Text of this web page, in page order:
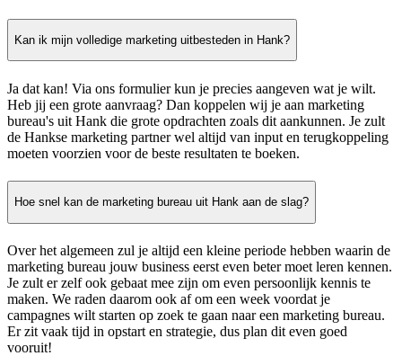
Kan ik mijn volledige marketing uitbesteden in Hank?
Ja dat kan! Via ons formulier kun je precies aangeven wat je wilt.
Heb jij een grote aanvraag? Dan koppelen wij je aan marketing
bureau's uit Hank die grote opdrachten zoals dit aankunnen. Je zult
de Hankse marketing partner wel altijd van input en terugkoppeling
moeten voorzien voor de beste resultaten te boeken.
Hoe snel kan de marketing bureau uit Hank aan de slag?
Over het algemeen zul je altijd een kleine periode hebben waarin de
marketing bureau jouw business eerst even beter moet leren kennen.
Je zult er zelf ook gebaat mee zijn om even persoonlijk kennis te
maken. We raden daarom ook af om een week voordat je
campagnes wilt starten op zoek te gaan naar een marketing bureau.
Er zit vaak tijd in opstart en strategie, dus plan dit even goed
vooruit!